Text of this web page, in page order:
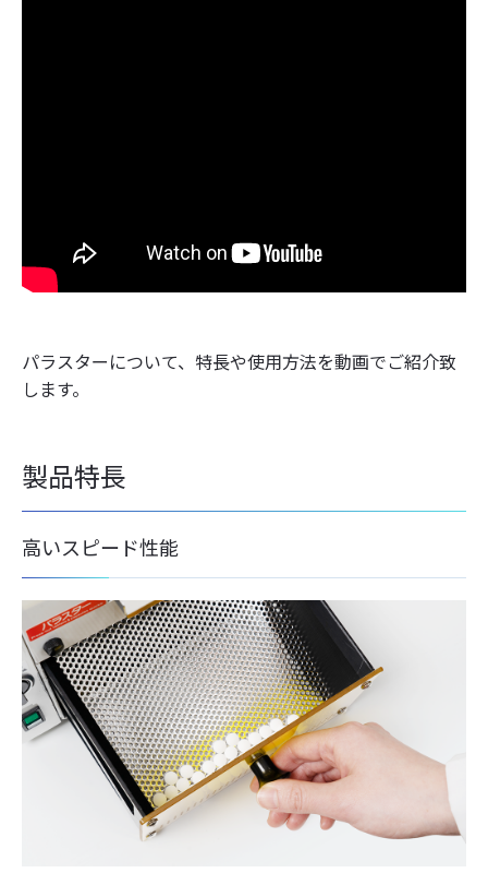
パラスターについて、特長や使用方法を動画でご紹介致
します。
製品特長
高いスピード性能